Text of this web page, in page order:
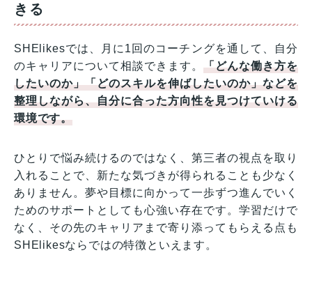
きる
SHElikesでは、月に1回のコーチングを通して、自分
のキャリアについて相談できます。「どんな働き方を
したいのか」「どのスキルを伸ばしたいのか」などを
整理しながら、自分に合った方向性を見つけていける
環境です。
ひとりで悩み続けるのではなく、第三者の視点を取り
入れることで、新たな気づきが得られることも少なく
ありません。夢や目標に向かって一歩ずつ進んでいく
ためのサポートとしても心強い存在です。学習だけで
なく、その先のキャリアまで寄り添ってもらえる点も
SHElikesならではの特徴といえます。